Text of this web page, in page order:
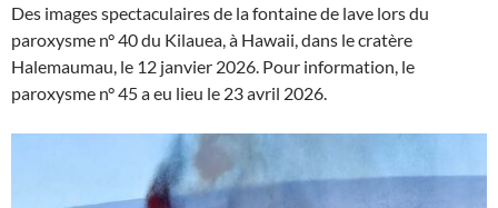
Des images spectaculaires de la fontaine de lave lors du
paroxysme n° 40 du Kilauea, à Hawaii, dans le cratère
Halemaumau, le 12 janvier 2026. Pour information, le
paroxysme n° 45 a eu lieu le 23 avril 2026.